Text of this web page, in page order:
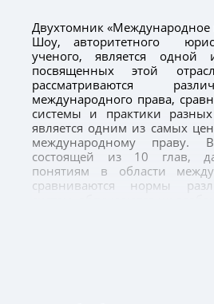
Двухтомник
Шоу, авторитетного
ученого, является
посвященных этой
рассматриваются
международного права,
системы и практики
является одним из самых
международному праву.
состоящей из 10 глав,
понятиям в области
сравниваются нормы
права, ход